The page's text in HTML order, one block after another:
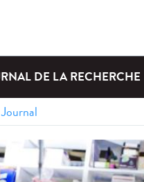
DE LA RECHERCHE